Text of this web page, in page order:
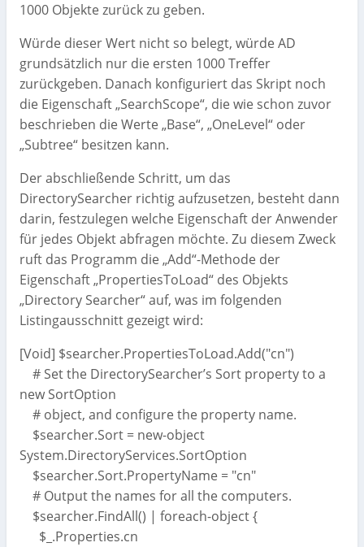
1000 Objekte zurück zu geben.
Würde dieser Wert nicht so belegt, würde AD
grundsätzlich nur die ersten 1000 Treffer
zurückgeben. Danach konfiguriert das Skript noch
die Eigenschaft „SearchScope“, die wie schon zuvor
beschrieben die Werte „Base“, „OneLevel“ oder
„Subtree“ besitzen kann.
Der abschließende Schritt, um das
DirectorySearcher richtig aufzusetzen, besteht dann
darin, festzulegen welche Eigenschaft der Anwender
für jedes Objekt abfragen möchte. Zu diesem Zweck
ruft das Programm die „Add“-Methode der
Eigenschaft „PropertiesToLoad“ des Objekts
„Directory Searcher“ auf, was im folgenden
Listingausschnitt gezeigt wird:
[Void] $searcher.PropertiesToLoad.Add("cn")
# Set the DirectorySearcher’s Sort property to a
new SortOption
# object, and configure the property name.
$searcher.Sort = new-object
System.DirectoryServices.SortOption
$searcher.Sort.PropertyName = "cn"
# Output the names for all the computers.
$searcher.FindAll() | foreach-object {
$_.Properties.cn